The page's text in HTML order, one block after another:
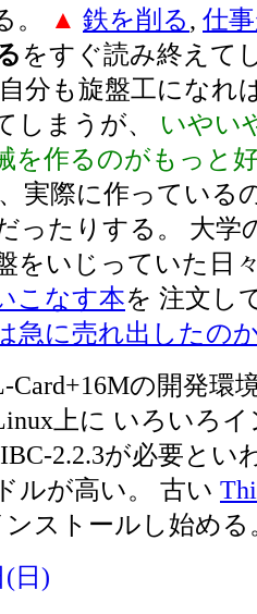
。
▲ 鉄を削る, 仕
をすぐ読み終えて
分も旋盤工になれ
しまうが、 いやい
を作るのがもっと
実際に作っている
ったりする。 大学
をいじっていた日
こなす本を 注文し
急に売れ出したの
Card+16Mの開発環
上に いろいろ
2.2.3が必要とい
ルが高い。 古い
ンストールし始める
(日)